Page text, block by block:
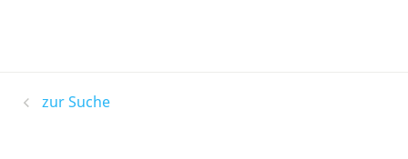
zur Suche